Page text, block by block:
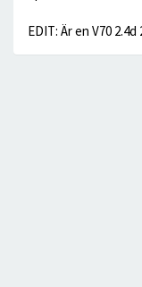
EDIT: Är en V70 2.4d